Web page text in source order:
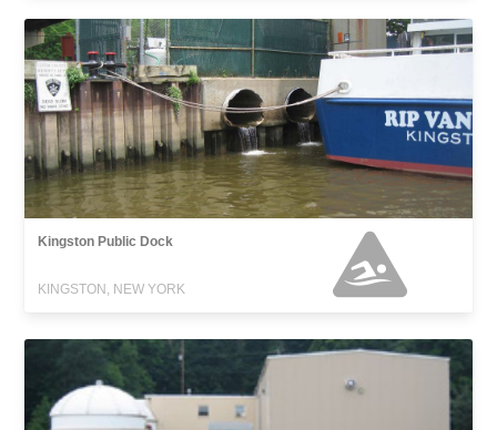
Kingston Public Dock
KINGSTON, NEW YORK